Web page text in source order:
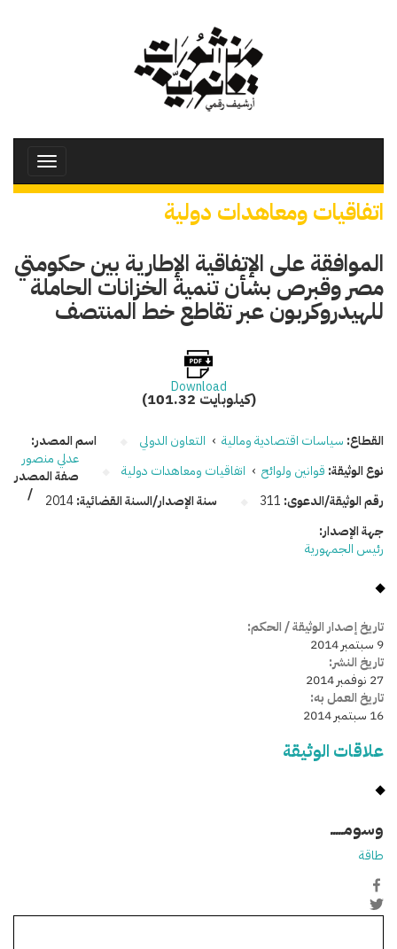
Toggle
اتفاقيات ومعاهدات دولية
الموافقة على الإتفاقية الإطارية بين حكومتي
مصر وقبرص بشأن تنمية الخزانات الحاملة
للهيدروكربون عبر تقاطع خط المنتصف
Download
(101.32 كيلوبايت)
القطاع: سياسات اقتصادية ومالية › التعاون الدولي
نوع الوثيقة: قوانين ولوائح › اتفاقيات ومعاهدات دولية
رقم الوثيقة/الدعوى: 311 سنة الإصدار/السنة القضائية:2014
اسم المصدر:
عدلي منصور
صفة المصدر
/
جهة الإصدار:
رئيس الجمهورية
تاريخ إصدار الوثيقة / الحكم:
9 سبتمبر 2014
تاريخ النشر:
27 نوفمبر 2014
تاريخ العمل به:
16 سبتمبر 2014
علاقات الوثيقة
وسومـــــ
طاقة